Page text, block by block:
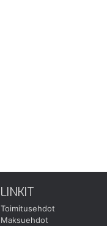
LINKIT
Toimitusehdot
Maksuehdot